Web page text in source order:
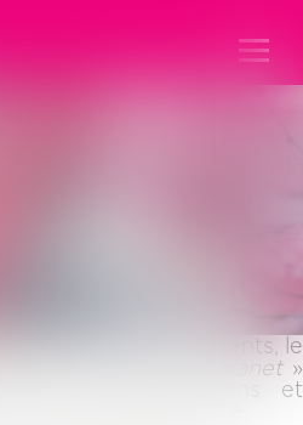
le
informés ses clients, le
d’un espace «
extranet »
eux les informations et
en toute sécurité.